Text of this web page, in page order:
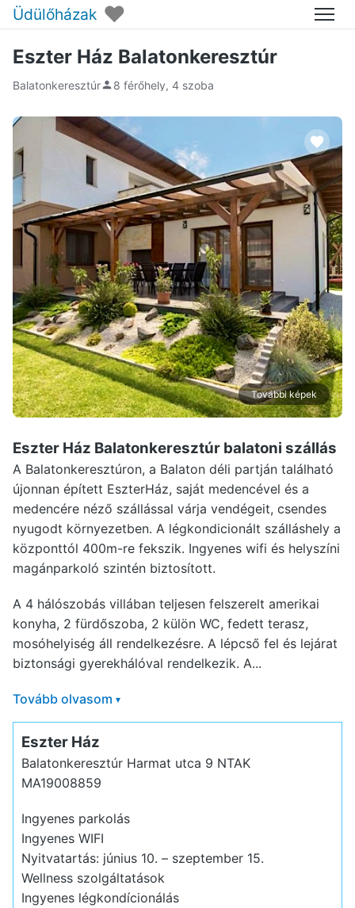
Üdülőházak ♥ Menü
Eszter Ház Balatonkeresztúr
Balatonkeresztúr 8 férőhely, 4 szoba
További képek
Eszter Ház Balatonkeresztúr balatoni szállás
A Balatonkeresztúron, a Balaton déli partján található
újonnan épített EszterHáz, saját medencével és a
medencére néző szállással várja vendégeit, csendes
nyugodt környezetben. A légkondicionált szálláshely a
központtól 400m-re fekszik. Ingyenes wifi és helyszíni
magánparkoló szintén biztosított.
A 4 hálószobás villában teljesen felszerelt amerikai
konyha, 2 fürdőszoba, 2 külön WC, fedett terasz,
mosóhelyiség áll rendelkezésre. A lépcső fel és lejárat
biztonsági gyerekhálóval rendelkezik. A...
Tovább olvasom ▾
Eszter Ház
Balatonkeresztúr Harmat utca 9 NTAK
MA19008859
Ingyenes parkolás
Ingyenes WIFI
Nyitvatartás: június 10. – szeptember 15.
Wellness szolgáltatások
Ingyenes légkondícionálás